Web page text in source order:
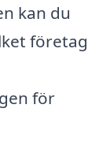
kan du
företag
för